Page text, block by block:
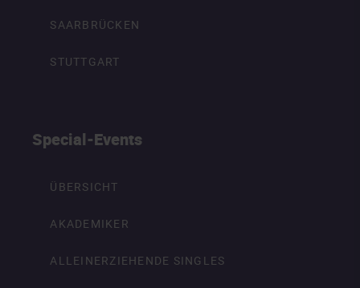
SAARBRÜCKEN
STUTTGART
Special-Events
ÜBERSICHT
AKADEMIKER
ALLEINERZIEHENDE SINGLES